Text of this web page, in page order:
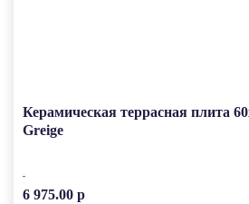
Керамическая террасная плита
Greige
6 975.00 р